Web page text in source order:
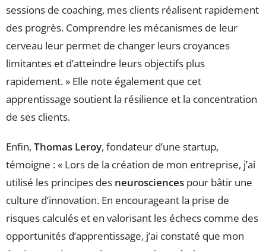
sessions de coaching, mes clients réalisent rapidement
des progrès. Comprendre les mécanismes de leur
cerveau leur permet de changer leurs croyances
limitantes et d’atteindre leurs objectifs plus
rapidement. » Elle note également que cet
apprentissage soutient la résilience et la concentration
de ses clients.
Enfin, Thomas Leroy, fondateur d’une startup,
témoigne : « Lors de la création de mon entreprise, j’ai
utilisé les principes des neurosciences pour bâtir une
culture d’innovation. En encourageant la prise de
risques calculés et en valorisant les échecs comme des
opportunités d’apprentissage, j’ai constaté que mon